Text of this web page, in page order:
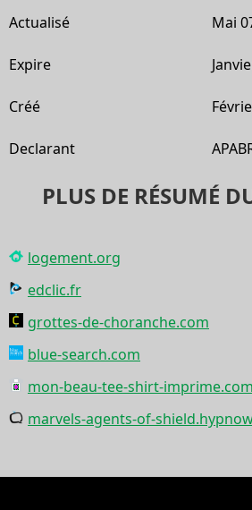
Actualisé Mai
Expire
Créé
Declarant
PLUS DE RÉSUMÉ
logement.org
edclic.fr
grottes-de-choranche.com
blue-search.com
mon-beau-tee-shirt-imprime.com
marvels-agents-of-